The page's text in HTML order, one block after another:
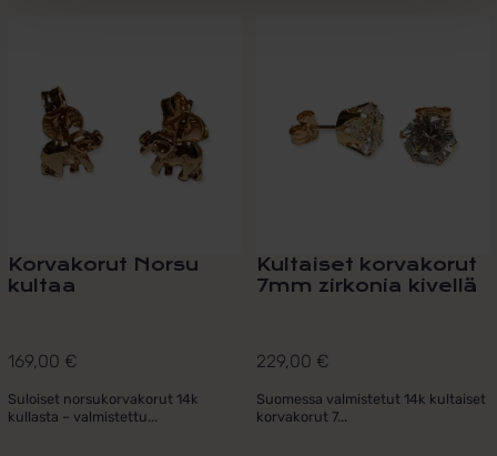
Korvakorut Norsu
kultaa
169,00 €
Suloiset norsukorvakorut 14k
kullasta – valmistettu...
Kultaiset korvakorut
7mm zirkonia kivellä
229,00 €
Suomessa valmistetut 14k kultaiset
korvakorut 7...